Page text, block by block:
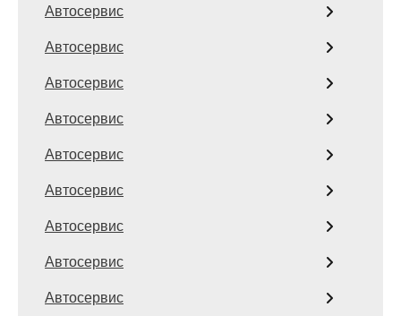
Автосервис
Автосервис
Автосервис
Автосервис
Автосервис
Автосервис
Автосервис
Автосервис
Автосервис